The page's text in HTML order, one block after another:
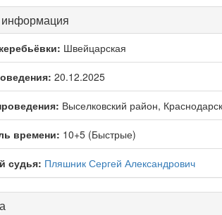
Швейцарская
20.12.2025
Выселковский район,
времени: 10+5 (Быстрые)
судья: Пляшник Сергей Александрович